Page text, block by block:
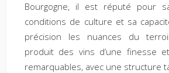
Bourgogne, il est réputé pour
conditions de culture et sa
précision les nuances du
produit des vins d’une finesse
remarquables, avec une structure